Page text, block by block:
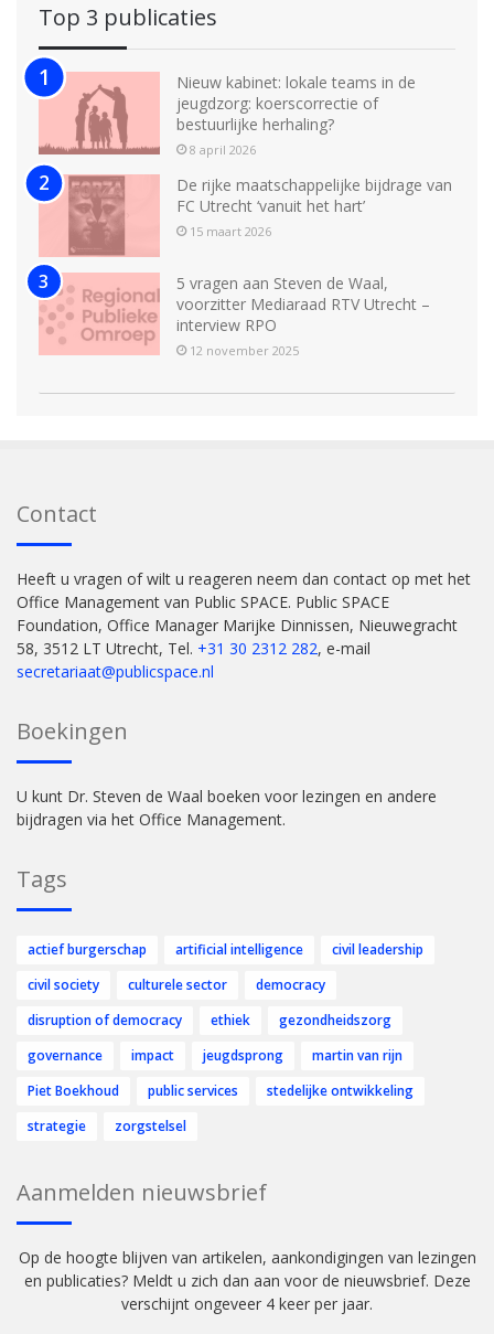
Top 3 publicaties
Nieuw kabinet: lokale teams in de
jeugdzorg: koerscorrectie of
bestuurlijke herhaling?
8 april 2026
De rijke maatschappelijke bijdrage van
FC Utrecht ‘vanuit het hart’
15 maart 2026
5 vragen aan Steven de Waal,
voorzitter Mediaraad RTV Utrecht –
interview RPO
12 november 2025
Contact
Heeft u vragen of wilt u reageren neem dan contact op met het
Office Management van Public SPACE. Public SPACE
Foundation, Office Manager Marijke Dinnissen, Nieuwegracht
58, 3512 LT Utrecht, Tel. +31 30 2312 282, e-mail
secretariaat@publicspace.nl
Boekingen
U kunt Dr. Steven de Waal boeken voor lezingen en andere
bijdragen via het Office Management.
Tags
actief burgerschap artificial intelligence
civil leadership
civil society
culturele sector
democracy
disruption of democracy
ethiek
gezondheidszorg
governance
impact jeugdsprong
martin van rijn
Piet Boekhoud
public services
stedelijke ontwikkeling
strategie
zorgstelsel
Aanmelden nieuwsbrief
Op de hoogte blijven van artikelen, aankondigingen van lezingen
en publicaties? Meldt u zich dan aan voor de nieuwsbrief. Deze
verschijnt ongeveer 4 keer per jaar.